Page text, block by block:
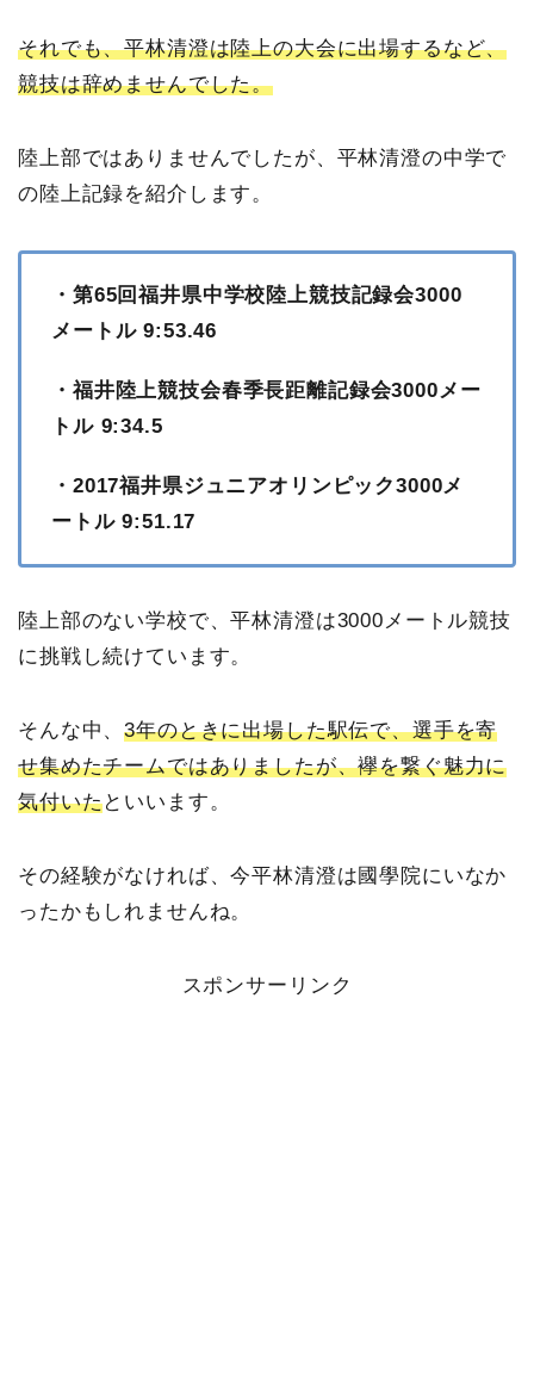
それでも、平林清澄は陸上の大会に出場するなど、
競技は辞めませんでした。
陸上部ではありませんでしたが、平林清澄の中学で
の陸上記録を紹介します。
・第65回福井県中学校陸上競技記録会3000
メートル 9:53.46
・福井陸上競技会春季長距離記録会3000メー
トル 9:34.5
・2017福井県ジュニアオリンピック3000メ
ートル 9:51.17
陸上部のない学校で、平林清澄は3000メートル競技
に挑戦し続けています。
そんな中、3年のときに出場した駅伝で、選手を寄
せ集めたチームではありましたが、襷を繋ぐ魅力に
気付いたといいます。
その経験がなければ、今平林清澄は國學院にいなか
ったかもしれませんね。
スポンサーリンク